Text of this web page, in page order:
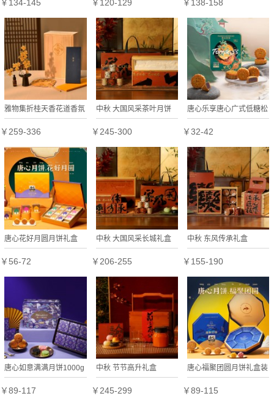
￥134-145 ￥120-129 ￥138-158
雅物集折桂天香花道香氛
套装香薰中式团扇中秋礼
品年会礼盒定制
￥259-336
中秋 大国风采茶叶月饼
礼盒
￥245-300
唐心乐享唐心广式低糖松
籽仁莲蓉月饼360g礼盒
装中秋月饼送礼
￥32-42
唐心花好月圆月饼礼盒
600g蛋黄莲蓉月饼中秋
送礼送长辈广式月饼
￥56-72
中秋 大国风采长城礼盒
￥206-255
中秋 东风传承礼盒
￥155-190
唐心如意满满月饼1000g
礼盒蛋黄莲蓉豆沙广式月
￥89-117
中秋 节节高升礼盒
￥245-299
唐心福聚团圆月饼礼盒装
860g中秋送礼蛋黄莲蓉
￥89-115